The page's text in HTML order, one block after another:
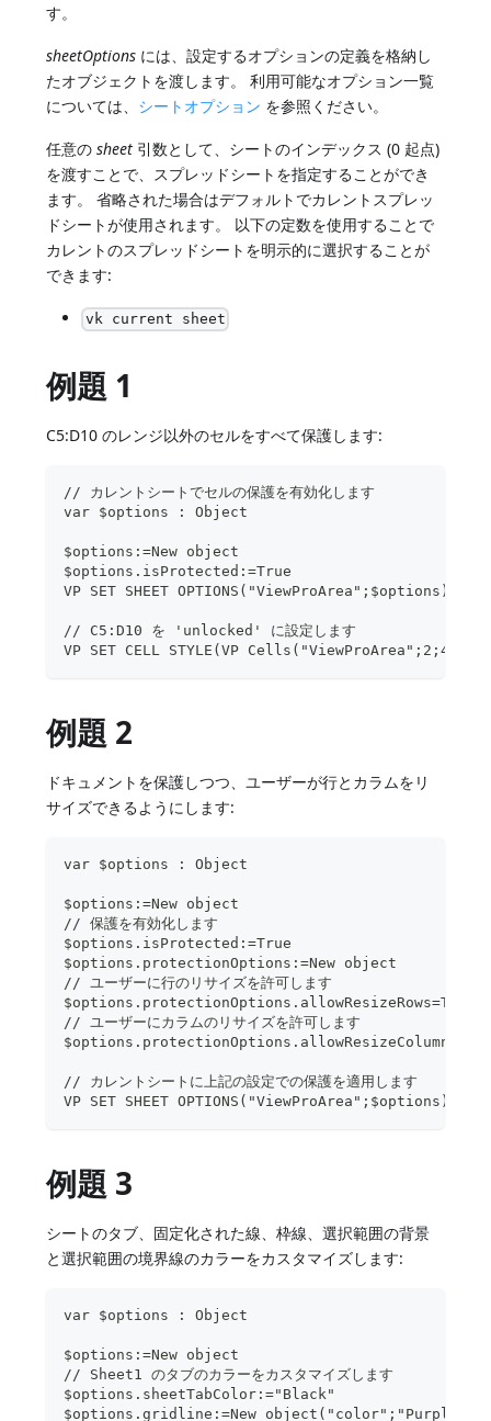
す。
sheetOptions には、設定するオプションの定義を格納し
たオブジェクトを渡します。 利用可能なオプション一覧
については、 シートオプション を参照ください。
任意のsheet 引数として、シートのインデックス (0 起点)
を渡すことで、スプレッドシートを指定することができ
ます。 省略された場合はデフォルトでカレントスプレッ
ドシートが使用されます。 以下の定数を使用することで
カレントのスプレッドシートを明示的に選択することが
できます:
vk current sheet
例題 1
C5:D10 のレンジ以外のセルをすべて保護します:
// カレントシートでセルの保護を有効化します
var $options : Object
$options:=New object
$options.isProtected:=True
VP SET SHEET OPTIONS("ViewProArea";$options)
// C5:D10 を 'unlocked' に設定します
VP SET CELL STYLE(VP
例題 2
ドキュメントを保護しつつ、ユーザーが行とカラムをリ
サイズできるようにします:
var $options : Object
$options:=New object
// 保護を有効化します
$options.isProtected:=True
$options.protectionOptions:=New object
// ユーザーに行のリサイズを許可します
$options.protectionOptions.allowResizeRows=True;
// ユーザーにカラムのリサイズを許可します
// カレントシートに上記の設定での保護を適用します
VP SET SHEET OPTIONS("ViewProArea";$options)
例題 3
シートのタブ、固定化された線、枠線、選択範囲の背景
と選択範囲の境界線のカラーをカスタマイズします:
var $options : Object
$options:=New object
// Sheet1 のタブのカラーをカスタマイズします
$options.sheetTabColor:="Black"
$options.gridline:=New object("color";"Purple")